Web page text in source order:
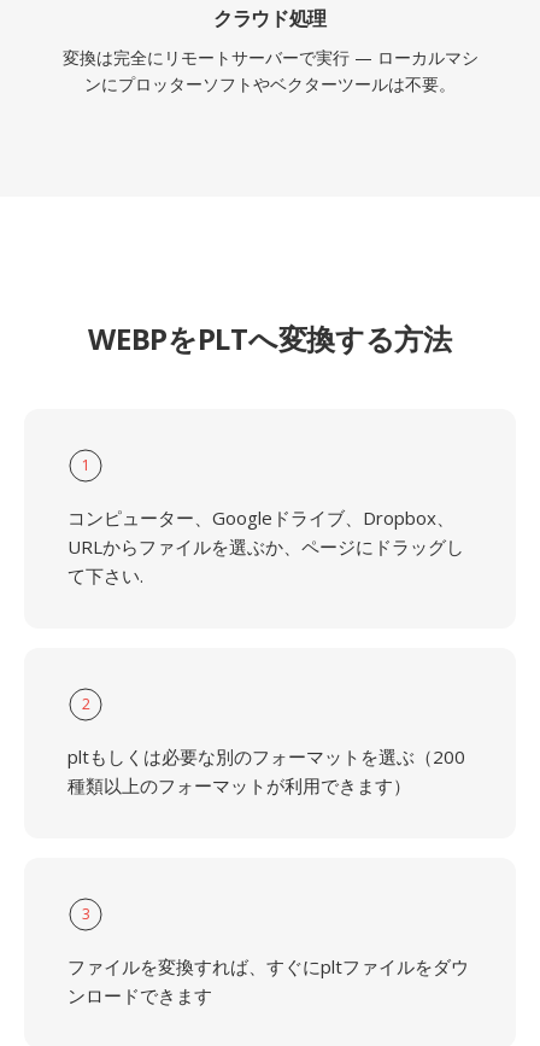
クラウド処理
変換は完全にリモートサーバーで実行 — ローカルマシ
ンにプロッターソフトやベクターツールは不要。
WEBPをPLTへ変換する方法
1
コンピューター、Googleドライブ、Dropbox、
URLからファイルを選ぶか、ページにドラッグし
て下さい.
2
pltもしくは必要な別のフォーマットを選ぶ（200
種類以上のフォーマットが利用できます）
3
ファイルを変換すれば、すぐにpltファイルをダウ
ンロードできます